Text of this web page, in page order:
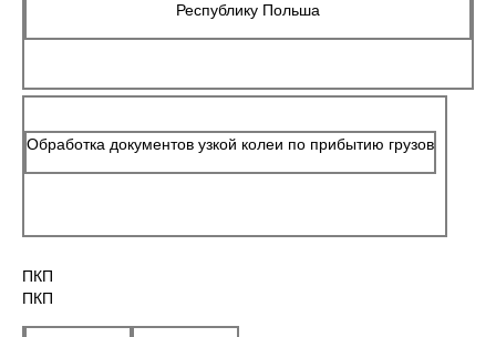
Республику Польша
Обработка документов узкой колеи по прибытию грузов
ПКП
ПКП